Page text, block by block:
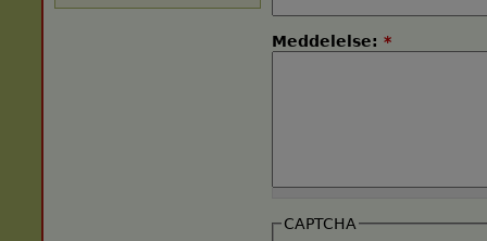
Meddelelse: *
CAPTCHA